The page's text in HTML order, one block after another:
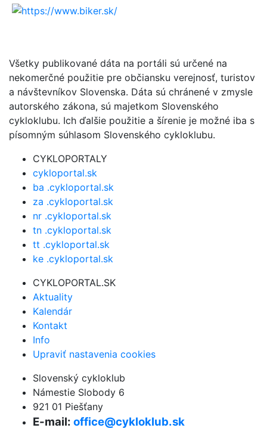
Všetky publikované dáta na portáli sú určené na
nekomerčné použitie pre občiansku verejnosť, turistov
a návštevníkov Slovenska. Dáta sú chránené v zmysle
autorského zákona, sú majetkom Slovenského
cykloklubu. Ich ďalšie použitie a šírenie je možné iba s
písomným súhlasom Slovenského cykloklubu.
CYKLOPORTALY
cykloportal.sk
ba .cykloportal.sk
za .cykloportal.sk
nr .cykloportal.sk
tn .cykloportal.sk
tt .cykloportal.sk
ke .cykloportal.sk
CYKLOPORTAL.SK
Aktuality
Kalendár
Kontakt
Info
Upraviť nastavenia cookies
Slovenský cykloklub
Námestie Slobody 6
921 01 Piešťany
E-mail: office@cykloklub.sk